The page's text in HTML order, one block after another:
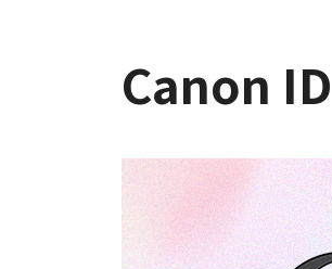
Canon ID